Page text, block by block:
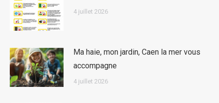
4 juillet 2026
Ma haie, mon jardin, Caen la mer vous
accompagne
4 juillet 2026